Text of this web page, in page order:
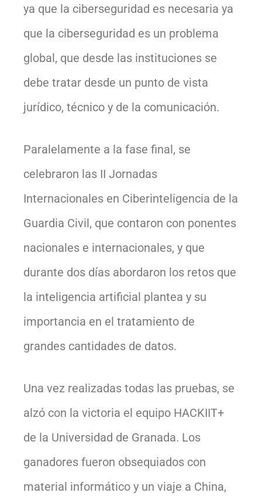
ya que la ciberseguridad es necesaria ya
que la ciberseguridad es un problema
global, que desde las instituciones se
debe tratar desde un punto de vista
jurídico, técnico y de la comunicación.
Paralelamente a la fase final, se
celebraron las II Jornadas
Internacionales en Ciberinteligencia de la
Guardia Civil, que contaron con ponentes
nacionales e internacionales, y que
durante dos días abordaron los retos que
la inteligencia artificial plantea y su
importancia en el tratamiento de
grandes cantidades de datos.
Una vez realizadas todas las pruebas, se
alzó con la victoria el equipo HACKIIT+
de la Universidad de Granada. Los
ganadores fueron obsequiados con
material informático y un viaje a China,